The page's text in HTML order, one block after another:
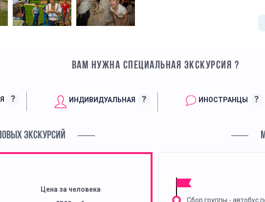
ВАМ НУЖНА СПЕЦИАЛЬНАЯ ЭКСКУРСИЯ ?
? ИНДИВИДУАЛЬНАЯ ? ИНОСТРАНЦЫ ?
ЭКСКУРСИЙ
Цена за человека
Сбор группы - автобус